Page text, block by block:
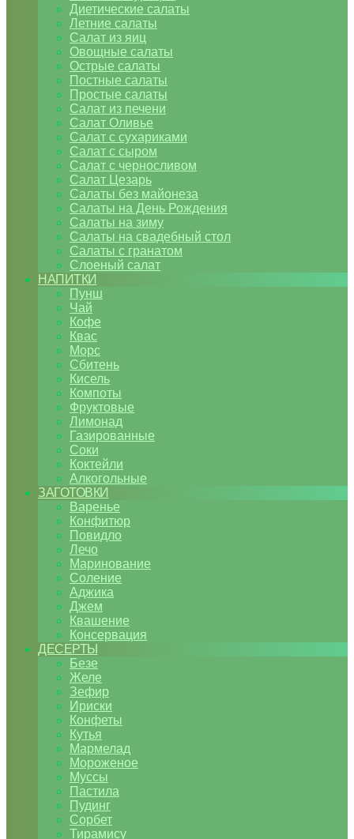
Диетические салаты
Летние салаты
Салат из яиц
Овощные салаты
Острые салаты
Постные салаты
Простые салаты
Салат из печени
Салат Оливье
Салат с сухариками
Салат с сыром
Салат с черносливом
Салат Цезарь
Салаты без майонеза
Салаты на День Рождения
Салаты на зиму
Салаты на свадебный стол
Салаты с гранатом
Слоеный салат
НАПИТКИ
Пунш
Чай
Кофе
Квас
Морс
Сбитень
Кисель
Компоты
Фруктовые
Лимонад
Газированные
Соки
Коктейли
Алкогольные
ЗАГОТОВКИ
Варенье
Конфитюр
Повидло
Лечо
Маринование
Соление
Аджика
Джем
Квашение
Консервация
ДЕСЕРТЫ
Безе
Желе
Зефир
Ириски
Конфеты
Кутья
Мармелад
Мороженое
Муссы
Пастила
Пудинг
Сорбет
Тирамису